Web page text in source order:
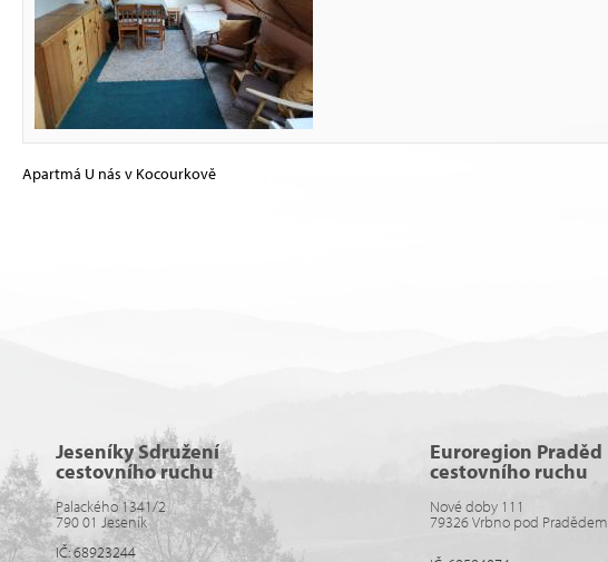
Apartmá U nás v Kocourkově
Jeseníky Sdružení
cestovního ruchu
Palackého 1341/2
790 01 Jeseník
IČ: 68923244
Euroregion Praděd
cestovního ruchu
Nové doby 111
79326 Vrbno pod Pradědem